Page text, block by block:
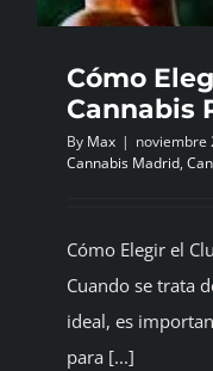
Cómo
Cannabis
By Max | noviembre
Cannabis Madrid,
Cómo Elegir el
Cuando se trata
ideal, es
para [...]